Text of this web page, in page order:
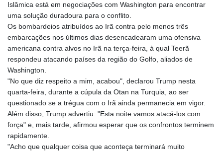
Islâmica está em negociações com Washington para encontrar
uma solução duradoura para o conflito.
Os bombardeios atribuídos ao Irã contra pelo menos três
embarcações nos últimos dias desencadearam uma ofensiva
americana contra alvos no Irã na terça-feira, à qual Teerã
respondeu atacando países da região do Golfo, aliados de
Washington.
"No que diz respeito a mim, acabou", declarou Trump nesta
quarta-feira, durante a cúpula da Otan na Turquia, ao ser
questionado se a trégua com o Irã ainda permanecia em vigor.
Além disso, Trump advertiu: "Esta noite vamos atacá-los com
força" e, mais tarde, afirmou esperar que os confrontos terminem
rapidamente.
"Acho que qualquer coisa que aconteça terminará muito